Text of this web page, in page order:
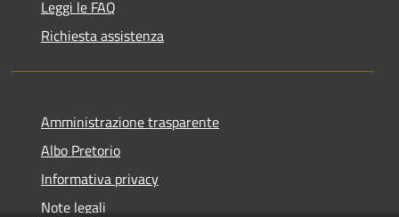
Leggi le FAQ
Richiesta assistenza
Amministrazione trasparente
Albo Pretorio
Informativa privacy
Note legali